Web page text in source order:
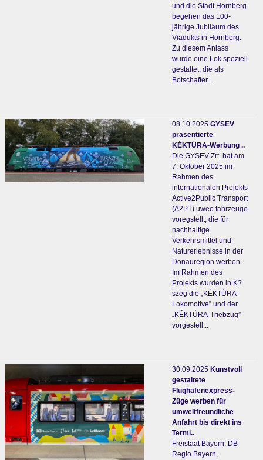
und die Stadt Hornberg
begehen das 100-
jährige Jubiläum des
Viadukts in Hornberg.
Zu diesem Anlass
wurde eine Lok speziell
gestaltet, die als
Botschafter...
08.10.2025 GYSEV
präsentierte
KÉKTÚRA-Werbung ..
Die GYSEV Zrt. hat am
7. Oktober 2025 im
Rahmen des
internationalen Projekts
Active2Public Transport
(A2PT) uweo fahrzeuge
voregstellt, die für
nachhaltige
Verkehrsmittel und
Naturerlebnisse in der
Donauregion werben.
Im Rahmen des
Projekts wurden in K?
szeg die „KÉKTÚRA-
Lokomotive” und der
„KÉKTÚRA-Triebzug”
vorgestell...
30.09.2025 Kunstvoll
gestaltete
Flughafenexpress-
Züge werben für
umweltfreundliche
Anfahrt bis direkt ins
Termi..
Freistaat Bayern, DB
Regio Bayern,